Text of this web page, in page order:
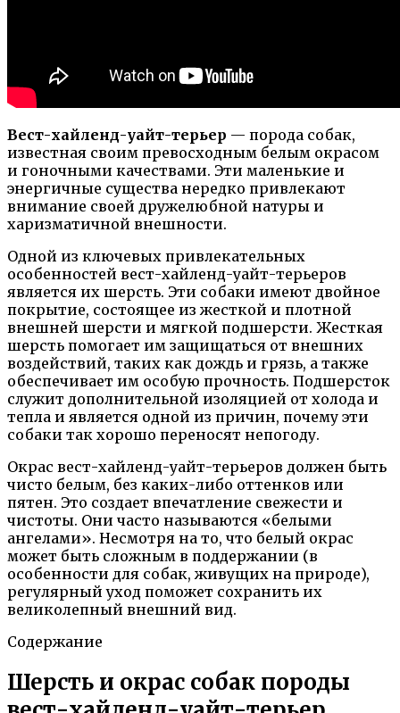
Вест-хайленд-уайт-терьер — порода собак,
известная своим превосходным белым окрасом
и гоночными качествами. Эти маленькие и
энергичные существа нередко привлекают
внимание своей дружелюбной натуры и
харизматичной внешности.
Одной из ключевых привлекательных
особенностей вест-хайленд-уайт-терьеров
является их шерсть. Эти собаки имеют двойное
покрытие, состоящее из жесткой и плотной
внешней шерсти и мягкой подшерсти. Жесткая
шерсть помогает им защищаться от внешних
воздействий, таких как дождь и грязь, а также
обеспечивает им особую прочность. Подшерсток
служит дополнительной изоляцией от холода и
тепла и является одной из причин, почему эти
собаки так хорошо переносят непогоду.
Окрас вест-хайленд-уайт-терьеров должен быть
чисто белым, без каких-либо оттенков или
пятен. Это создает впечатление свежести и
чистоты. Они часто называются «белыми
ангелами». Несмотря на то, что белый окрас
может быть сложным в поддержании (в
особенности для собак, живущих на природе),
регулярный уход поможет сохранить их
великолепный внешний вид.
Содержание
Шерсть и окрас собак породы